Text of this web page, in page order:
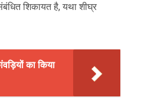
शिकायत है, यथा शीघ्र
का किया